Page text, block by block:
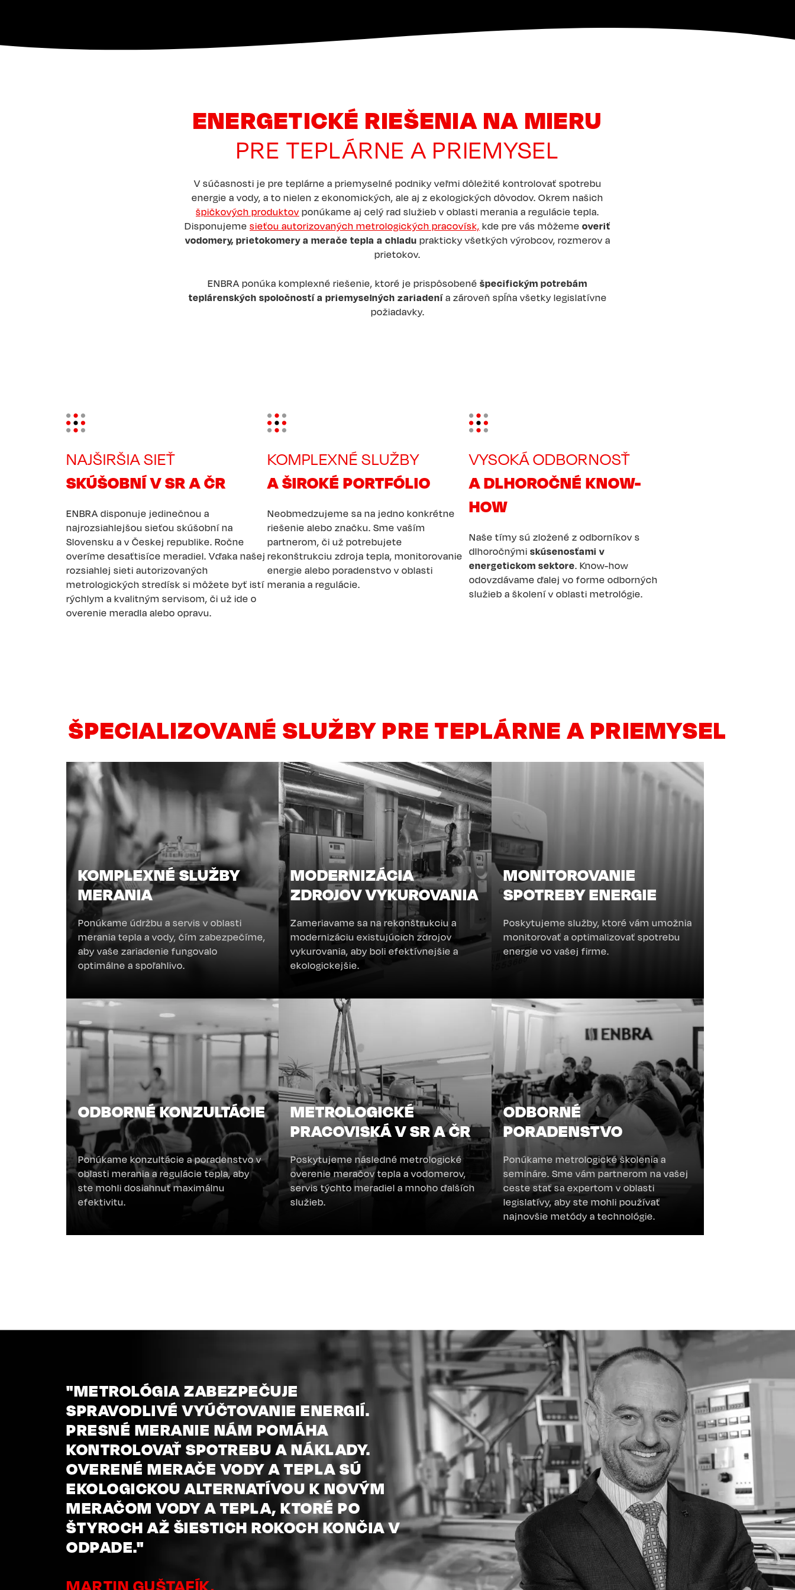
ENERGETICKÉ RIEŠENIA NA MIERU
PRE TEPLÁRNE A PRIEMYSEL
V súčasnosti je pre teplárne a priemyselné podniky veľmi dôležité kontrolovať spotrebu
energie a vody, a to nielen z ekonomických, ale aj z ekologických dôvodov. Okrem našich
špičkových produktov ponúkame aj celý rad služieb v oblasti merania a regulácie tepla.
Disponujeme sieťou autorizovaných metrologických pracovísk, kde pre vás môžeme overiť
vodomery, prietokomery a merače tepla a chladu prakticky všetkých výrobcov, rozmerov a
prietokov.
ENBRA ponúka komplexné riešenie, ktoré je prispôsobené špecifickým potrebám
teplárenských spoločností a priemyselných zariadenía zároveň spĺňa všetky legislatívne
požiadavky.
Image
NAJŠIRŠIA SIEŤ
SKÚŠOBNÍ V SR A ČR
ENBRA disponuje jedinečnou a
najrozsiahlejšou sieťou skúšobní na
Slovensku a v Českej republike. Ročne
overíme desaťtisíce meradiel. Vďaka našej
rozsiahlej sieti autorizovaných
metrologických stredísk si môžete byť istí
rýchlym a kvalitným servisom, či už ide o
overenie meradla alebo opravu.
Image
KOMPLEXNÉ SLUŽBY
AŠIROKÉ PORTFÓLIO
Neobmedzujeme sa na jedno konkrétne
riešenie alebo značku. Sme vaším
partnerom, či už potrebujete
rekonštrukciu zdroja tepla, monitorovanie
energie alebo poradenstvo v oblasti
merania a regulácie.
Image
VYSOKÁ ODBORNOSŤ
A DLHOROČNÉ KNOW-
HOW
Naše tímy sú zložené z odborníkov s
dlhoročnými skúsenosťami v
energetickom sektore. Know-how
odovzdávame ďalej vo forme odborných
služieb a školení v oblasti metrológie.
ŠPECIALIZOVANÉ SLUŽBY PRE TEPLÁRNE A PRIEMYSEL
KOMPLEXNÉ SLUŽBY
MERANIA
Ponúkame údržbu a servis v oblasti
merania tepla a vody, čím zabezpečíme,
aby vaše zariadenie fungovalo
optimálne a spoľahlivo.
MODERNIZÁCIA
ZDROJOV VYKUROVANIA
Zameriavame sa na rekonštrukciu a
modernizáciu existujúcich zdrojov
vykurovania, aby boli efektívnejšie a
ekologickejšie.
MONITOROVANIE
SPOTREBY ENERGIE
Poskytujeme služby, ktoré vám umožnia
monitorovať a optimalizovať spotrebu
energie vo vašej firme.
ODBORNÉ KONZULTÁCIE
Ponúkame konzultácie a poradenstvo v
oblasti merania a regulácie tepla, aby
ste mohli dosiahnuť maximálnu
efektivitu.
METROLOGICKÉ
PRACOVISKÁ V SR A ČR
Poskytujeme následné metrologické
overenie meračov tepla a vodomerov,
servis týchto meradiel a mnoho ďalších
služieb.
ODBORNÉ
PORADENSTVO
Ponúkame metrologické školenia a
semináre. Sme vám partnerom na vašej
ceste stať sa expertom v oblasti
legislatívy, aby ste mohli používať
najnovšie metódy a technológie.
"METROLÓGIA ZABEZPEČUJE
SPRAVODLIVÉ VYÚČTOVANIE ENERGIÍ.
PRESNÉ MERANIE NÁM POMÁHA
KONTROLOVAŤ SPOTREBU A NÁKLADY.
OVERENÉ MERAČE VODY A TEPLA SÚ
EKOLOGICKOU ALTERNATÍVOU K NOVÝM
MERAČOM VODY A TEPLA, KTORÉ PO
ŠTYROCH AŽ ŠIESTICH ROKOCH KONČIA V
ODPADE."
MARTIN GUŠTAFÍK,